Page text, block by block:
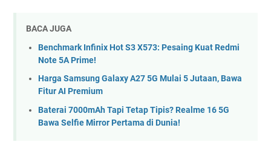
BACA JUGA
Benchmark Infinix Hot S3 X573: Pesaing Kuat Redmi
Note 5A Prime!
Harga Samsung Galaxy A27 5G Mulai 5 Jutaan, Bawa
Fitur AI Premium
Baterai 7000mAh Tapi Tetap Tipis? Realme 16 5G
Bawa Selfie Mirror Pertama di Dunia!